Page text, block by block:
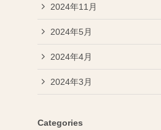
2024年11月
2024年5月
2024年4月
2024年3月
Categories